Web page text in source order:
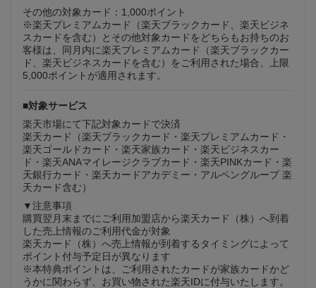
その他の対象カード：1,000ポイント
※楽天プレミアムカード（楽天ブラックカード、楽天ビジネ
スカードを含む）とその他対象カードをどちらもお持ちのお
客様は、同月内に楽天プレミアムカード（楽天ブラックカー
ド、楽天ビジネスカードを含む）をご利用された場合、上限
5,000ポイントが適用されます。
■対象サービス
楽天市場にて下記対象カードで決済
楽天カード（楽天ブラックカード・楽天プレミアムカード・
楽天ゴールドカード・楽天家族カード・楽天ビジネスカー
ド・楽天ANAマイレージクラブカード・楽天PINKカード・楽
天銀行カード・楽天カードアカデミー・アルペングループ 楽
天カード含む）
▼注意事項
購買翌月末までにご利用加盟店から楽天カード（株）へ到着
した売上情報のご利用代金が対象
楽天カード（株）へ売上情報が到着するタイミングによって
ポイント付与予定日が異なります
※本特典ポイントは、ご利用されたカードが家族カードかど
うかに関わらず、お買い物された楽天IDに付与いたします。